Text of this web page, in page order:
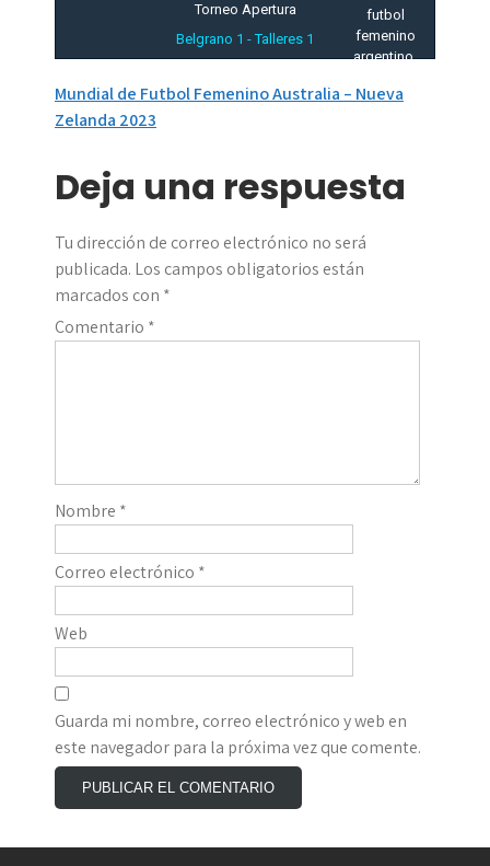
Torneo Apertura
Belgrano 1 - Talleres 1
Navegación
de
entradas
Mundial de Futbol Femenino Australia – Nueva
Zelanda 2023
Deja una respuesta
Tu dirección de correo electrónico no será
publicada. Los campos obligatorios están
marcados con *
Comentario *
Nombre *
Correo electrónico *
Web
Guarda mi nombre, correo electrónico y web en
este navegador para la próxima vez que comente.